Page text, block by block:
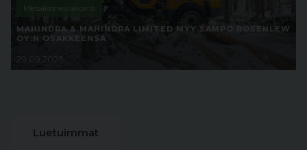
Metsäkoneurakointi
MAHINDRA & MAHINDRA LIMITED MYY SAMPO ROSENLEW
OY:N OSAKKEENSA
29.09.2025
Luetuimmat